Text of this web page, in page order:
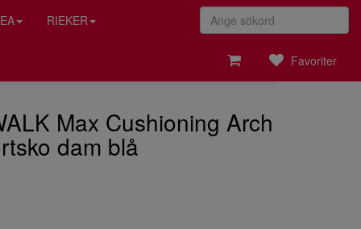
RIEKER
Favoriter
Max Cushioning Arch
dam blå